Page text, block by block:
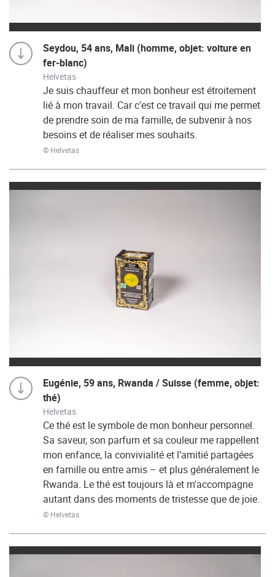
Seydou, 54 ans, Mali (homme, objet: voiture en
fer-blanc)
Helvetas
Je suis chauffeur et mon bonheur est étroitement
lié à mon travail. Car c'est ce travail qui me permet
de prendre soin de ma famille, de subvenir à nos
besoins et de réaliser mes souhaits.
© Helvetas
Eugénie, 59 ans, Rwanda / Suisse (femme, objet:
thé)
Helvetas
Ce thé est le symbole de mon bonheur personnel.
Sa saveur, son parfum et sa couleur me rappellent
mon enfance, la convivialité et l’amitié partagées
en famille ou entre amis – et plus généralement le
Rwanda. Le thé est toujours là et m'accompagne
autant dans des moments de tristesse que de joie.
© Helvetas